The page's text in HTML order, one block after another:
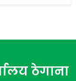
ठेगाना